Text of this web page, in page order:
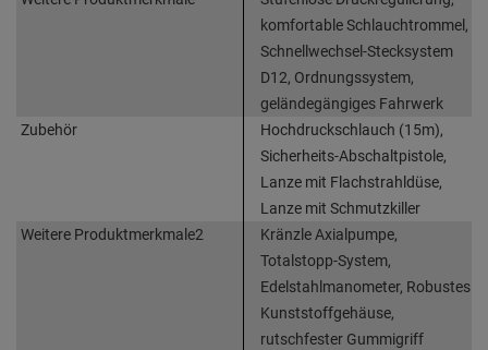
komfortable Schlauchtrommel,
Schnellwechsel-Stecksystem
D12, Ordnungssystem,
geländegängiges Fahrwerk
Zubehör
Hochdruckschlauch (15m),
Sicherheits-Abschaltpistole,
Lanze mit Flachstrahldüse,
Lanze mit Schmutzkiller
Weitere Produktmerkmale2
Kränzle Axialpumpe,
Totalstopp-System,
Edelstahlmanometer, Robustes
Kunststoffgehäuse,
rutschfester Gummigriff